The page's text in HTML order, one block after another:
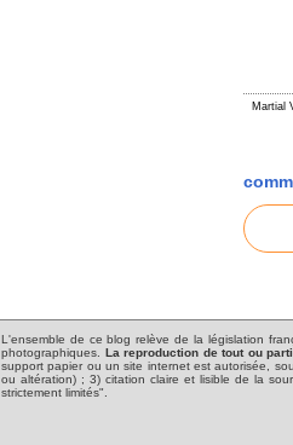
Martial
L'ensemble de ce blog relève de la législation
photographiques.
La reproduction de tout ou
support papier ou un site internet est autorisée,
ou altération) ; 3) citation claire et lisible de la
strictement limités".